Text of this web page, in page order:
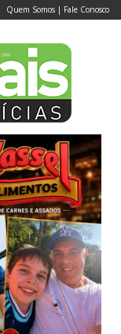
Quem Somos | Fale Conosco